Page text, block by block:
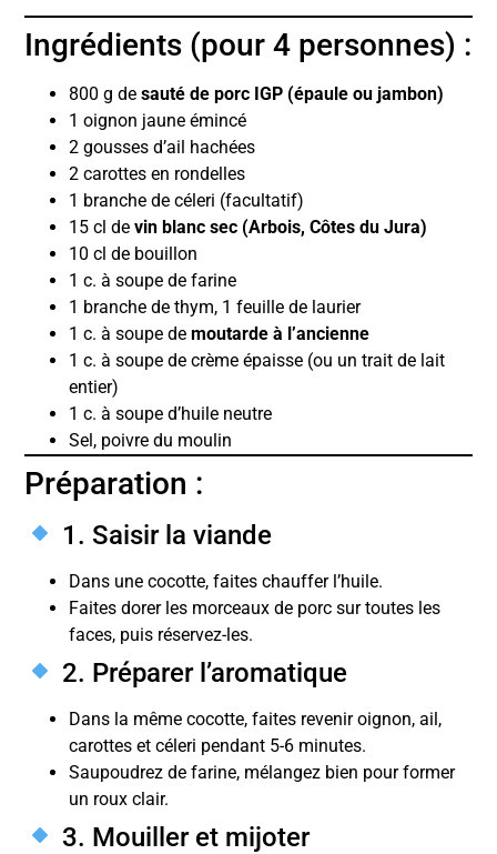
Ingrédients (pour 4 personnes) :
800 g desauté de porc IGP (épaule ou jambon)
1 oignon jaune émincé
2 gousses d’ail hachées
2 carottes en rondelles
1 branche de céleri (facultatif)
15 cl devin blanc sec (Arbois, Côtes du Jura)
10 cl de bouillon
1 c. à soupe de farine
1 branche de thym, 1 feuille de laurier
1 c. à soupe demoutarde à l’ancienne
1 c. à soupe de crème épaisse (ou un trait de lait
entier)
1 c. à soupe d’huile neutre
Sel, poivre du moulin
Préparation :
1. Saisir la viande
Dans une cocotte, faites chauffer l’huile.
Faites dorer les morceaux de porc sur toutes les
faces, puis réservez-les.
2. Préparer l’aromatique
Dans la même cocotte, faites revenir oignon, ail,
carottes et céleri pendant 5-6 minutes.
Saupoudrez de farine, mélangez bien pour former
un roux clair.
3. Mouiller et mijoter